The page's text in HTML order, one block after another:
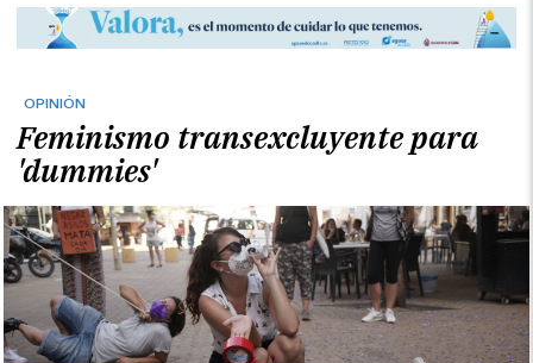
OPINIÓN
Feminismo transexcluyente para
'dummies'